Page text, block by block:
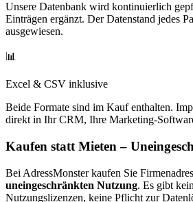
Unsere Datenbank wird kontinuierlich
Einträgen ergänzt. Der Datenstand jedes
ausgewiesen.
📊
Excel & CSV inklusive
Beide Formate sind im Kauf enthalten.
direkt in Ihr CRM, Ihre Marketing-
Kaufen statt Mieten –
Bei AdressMonster kaufen Sie
uneingeschränkten Nutzung. Es gibt
Nutzungslizenzen, keine Pflicht zur